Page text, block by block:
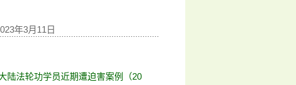
年3月11日
陆法轮功学员近期遭迫害案例（20